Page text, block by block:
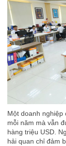
Một doanh
mỗi năm mà vẫn
hàng triệu USD.
hải quan chỉ đảm